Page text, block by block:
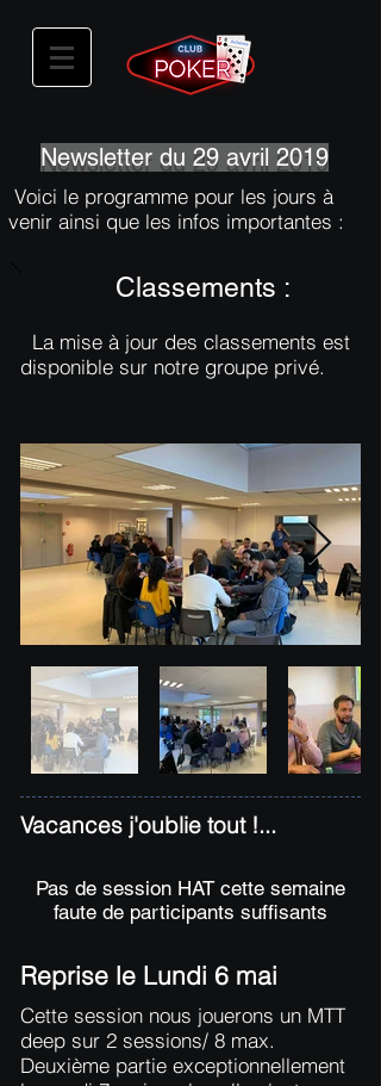
Newsletter du 29 avril 2019
Voici le programme pour les jours à
venir ainsi que les infos importantes :
Classements :
La mise à jour des classements est
disponible sur notre groupe privé.
Vacances j'oublie tout !...
Pas de session HAT cette semaine
faute de participants suffisants
Reprise le Lundi 6 mai
Cette session nous jouerons un MTT
deep sur 2 sessions/ 8 max.
Deuxième partie exceptionnellement